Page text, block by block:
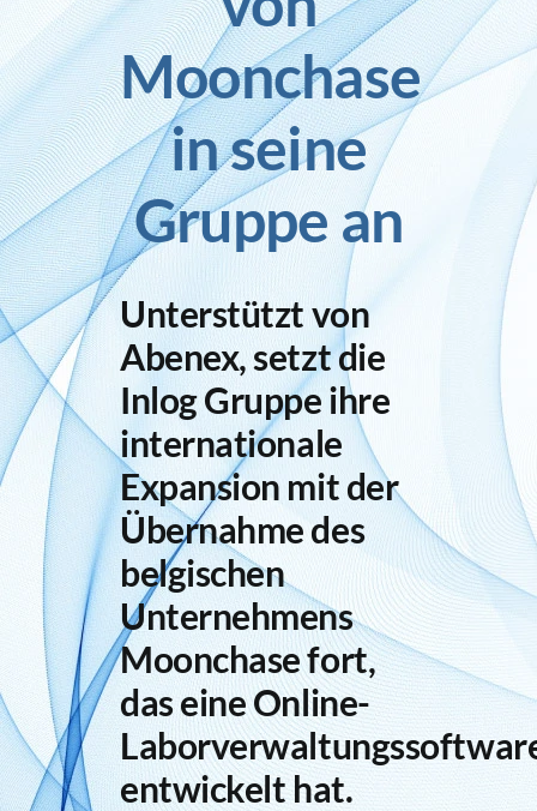
Inlog stellt ein
Kontakt
Moonchase
in seine
Gruppe an
Unterstützt von
Abenex, setzt die
Inlog Gruppe ihre
internationale
Expansion mit der
Übernahme des
belgischen
Unternehmens
Moonchase fort,
das eine Online-
entwickelt hat.